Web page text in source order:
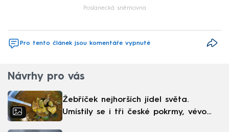
Poslanecká sněmovna
Pro tento článek jsou komentáře vypnuté
Návrhy pro vás
Žebříček nejhorších jídel světa.
Umístily se i tři české pokrmy, vévodí